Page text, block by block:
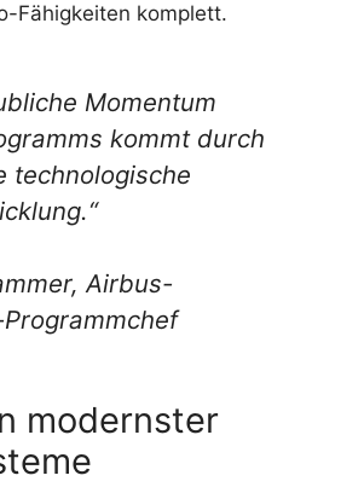
Fähigkeiten komplett.
Momentum
kommt durch
technologische
Airbus-
modernster